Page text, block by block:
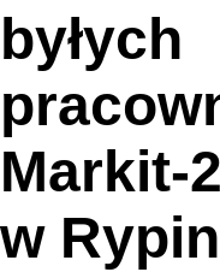
byłych
Markit-
w